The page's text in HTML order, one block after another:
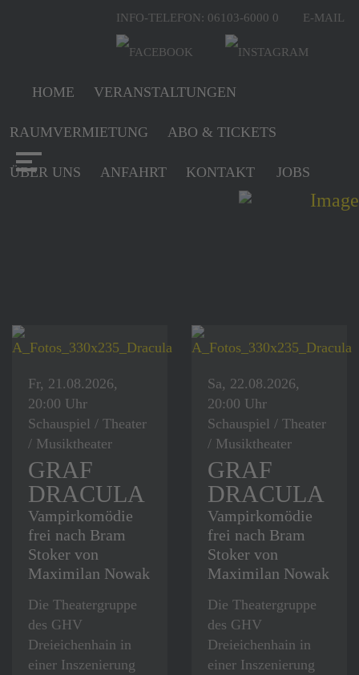
INFO-TELEFON: 06103-6000 0 E-MAIL
HOME VERANSTALTUNGEN
RAUMVERMIETUNG ABO & TICKETS
ÜBER UNS ANFAHRT KONTAKT JOBS
Fr, 21.08.2026,
20:00 Uhr
Schauspiel / Theater
/ Musiktheater
GRAF
DRACULA
Vampirkomödie
frei nach Bram
Stoker von
Maximilan Nowak
Die Theatergruppe
des GHV
Dreieichenhain in
einer Inszenierung
Sa, 22.08.2026,
20:00 Uhr
Schauspiel / Theater
/ Musiktheater
GRAF
DRACULA
Vampirkomödie
frei nach Bram
Stoker von
Maximilan Nowak
Die Theatergruppe
des GHV
Dreieichenhain in
einer Inszenierung